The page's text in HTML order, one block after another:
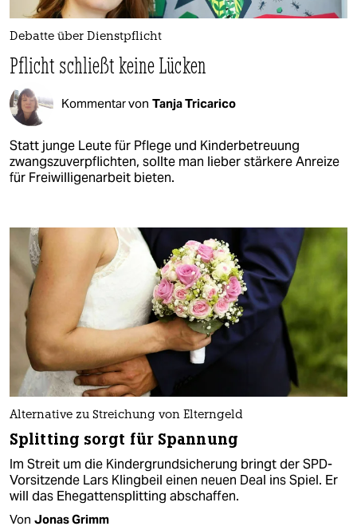
Debatte über Dienstpflicht
Pflicht schließt keine Lücken
Kommentar von Tanja Tricarico
Statt junge Leute für Pflege und Kinderbetreuung
zwangszuverpflichten, sollte man lieber stärkere Anreize
für Freiwilligenarbeit bieten.
Alternative zu Streichung von Elterngeld
Splitting sorgt für Spannung
Im Streit um die Kindergrundsicherung bringt der SPD-
Vorsitzende Lars Klingbeil einen neuen Deal ins Spiel. Er
will das Ehegattensplitting abschaffen.
Von Jonas Grimm